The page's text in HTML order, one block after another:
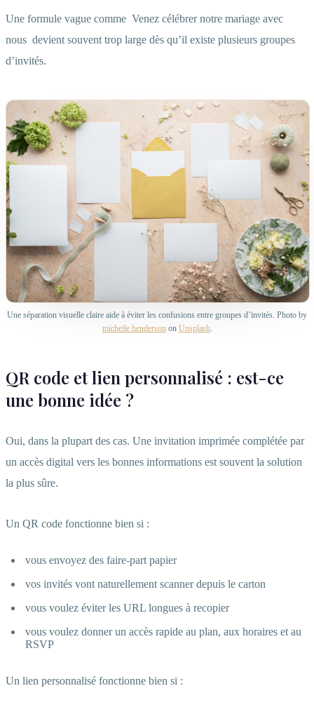
Une formule vague comme Venez célébrer notre mariage avec
nous devient souvent trop large dès qu’il existe plusieurs groupes
d’invités.
Une séparation visuelle claire aide à éviter les confusions entre groupes d’invités. Photo by
micheile hendersonon Unsplash.
QR code et lien personnalisé : est-ce
une bonne idée ?
Oui, dans la plupart des cas. Une invitation imprimée complétée par
un accès digital vers les bonnes informations est souvent la solution
la plus sûre.
Un QR code fonctionne bien si :
vous envoyez des faire-part papier
vos invités vont naturellement scanner depuis le carton
vous voulez éviter les URL longues à recopier
vous voulez donner un accès rapide au plan, aux horaires et au
RSVP
Un lien personnalisé fonctionne bien si :